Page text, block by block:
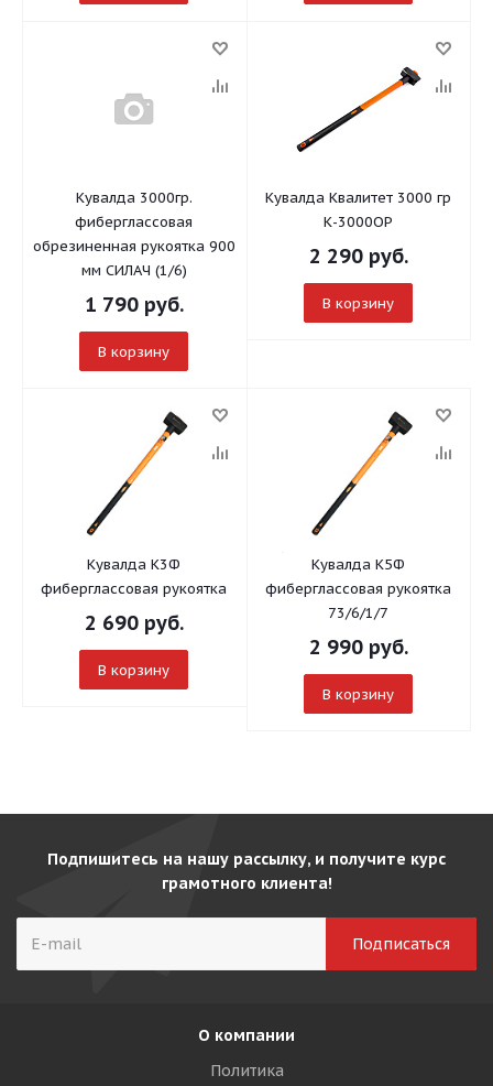
Кувалда 3000гр.
фиберглассовая
обрезиненная рукоятка 900
мм СИЛАЧ (1/6)
1 790руб.
В корзину
Кувалда Квалитет 3000 гр
К-3000ОР
2 290руб.
В корзину
Кувалда К3Ф
фиберглассовая рукоятка
2 690руб.
В корзину
Кувалда К5Ф
фиберглассовая рукоятка
73/6/1/7
2 990руб.
В корзину
Подпишитесь на нашу рассылку, и получите курс
грамотного клиента!
О компании
Политика